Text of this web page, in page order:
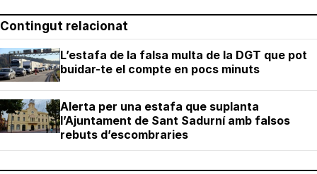
Contingut relacionat
L’estafa de la falsa multa de la DGT que pot
buidar-te el compte en pocs minuts
Alerta per una estafa que suplanta
l’Ajuntament de Sant Sadurní amb falsos
rebuts d’escombraries